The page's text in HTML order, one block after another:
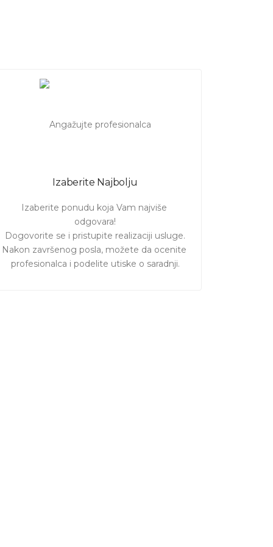
Izaberite Najbolju
Izaberite ponudu koja Vam najviše
odgovara!
Dogovorite se i pristupite realizaciji usluge.
Nakon završenog posla, možete da ocenite
profesionalca i podelite utiske o saradnji.